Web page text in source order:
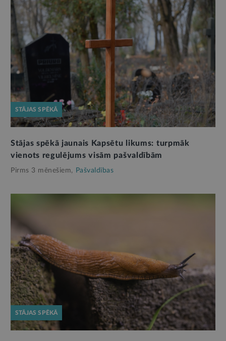
STĀJAS SPĒKĀ
Stājas spēkā jaunais Kapsētu likums: turpmāk
vienots regulējums visām pašvaldībām
Pirms 3 mēnešiem, Pašvaldības
STĀJAS SPĒKĀ